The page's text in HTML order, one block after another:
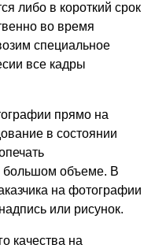
либо в короткий срок
во время
специальное
все кадры
прямо на
в состоянии
большом объеме. В
на фотографии
или рисунок.
качества на